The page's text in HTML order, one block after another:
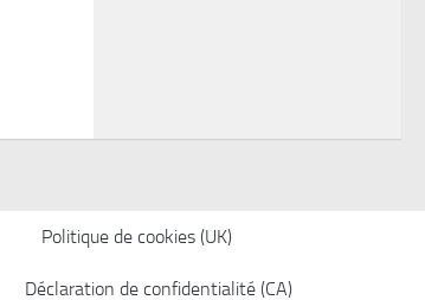
Politique de cookies (UK)
Déclaration de confidentialité (CA)